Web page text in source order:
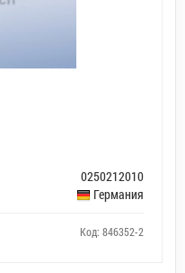
0250212010
Германия
Код: 846352-2